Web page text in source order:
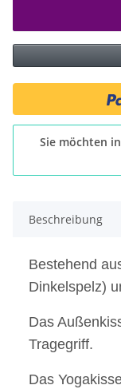
Sie möchten
Beschreibung
Bestehend
Dinkelspelz)
Das
Tragegriff.
Das